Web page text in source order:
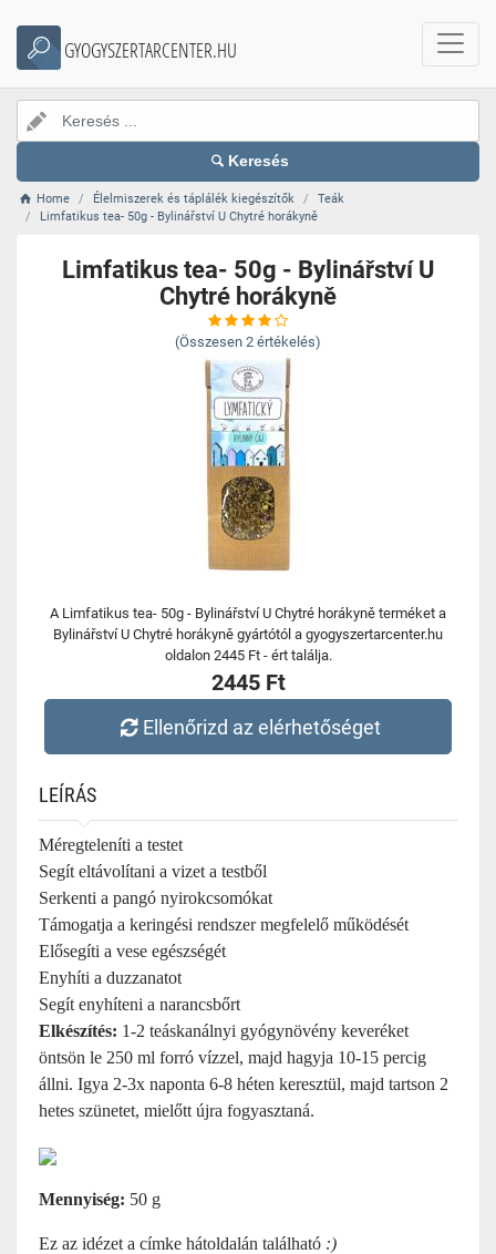
GYOGYSZERTARCENTER.HU
Keresés
Home Élelmiszerek és táplálék kiegészítők
Teák
Limfatikus tea- 50g - Bylinářství U Chytré horákyně
Limfatikus tea- 50g - Bylinářství U
Chytré horákyně
(Összesen 2 értékelés)
A Limfatikus tea- 50g - Bylinářství U Chytré horákyně terméket a
Bylinářství U Chytré horákyně gyártótól a gyogyszertarcenter.hu
oldalon 2445 Ft - ért találja.
2445 Ft
Ellenőrizd az elérhetőséget
LEÍRÁS
Méregteleníti a testet
Segít eltávolítani a vizet a testből
Serkenti a pangó nyirokcsomókat
Támogatja a keringési rendszer megfelelő működését
Elősegíti a vese egészségét
Enyhíti a duzzanatot
Segít enyhíteni a narancsbőrt
Elkészítés: 1-2 teáskanálnyi gyógynövény keveréket
öntsön le 250 ml forró vízzel, majd hagyja 10-15 percig
állni. Igya 2-3x naponta 6-8 héten keresztül, majd tartson 2
hetes szünetet, mielőtt újra fogyasztaná.
Mennyiség: 50 g
Ez az idézet a címke hátoldalán található :)